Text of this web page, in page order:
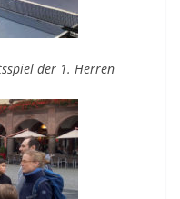
der 1. Herren